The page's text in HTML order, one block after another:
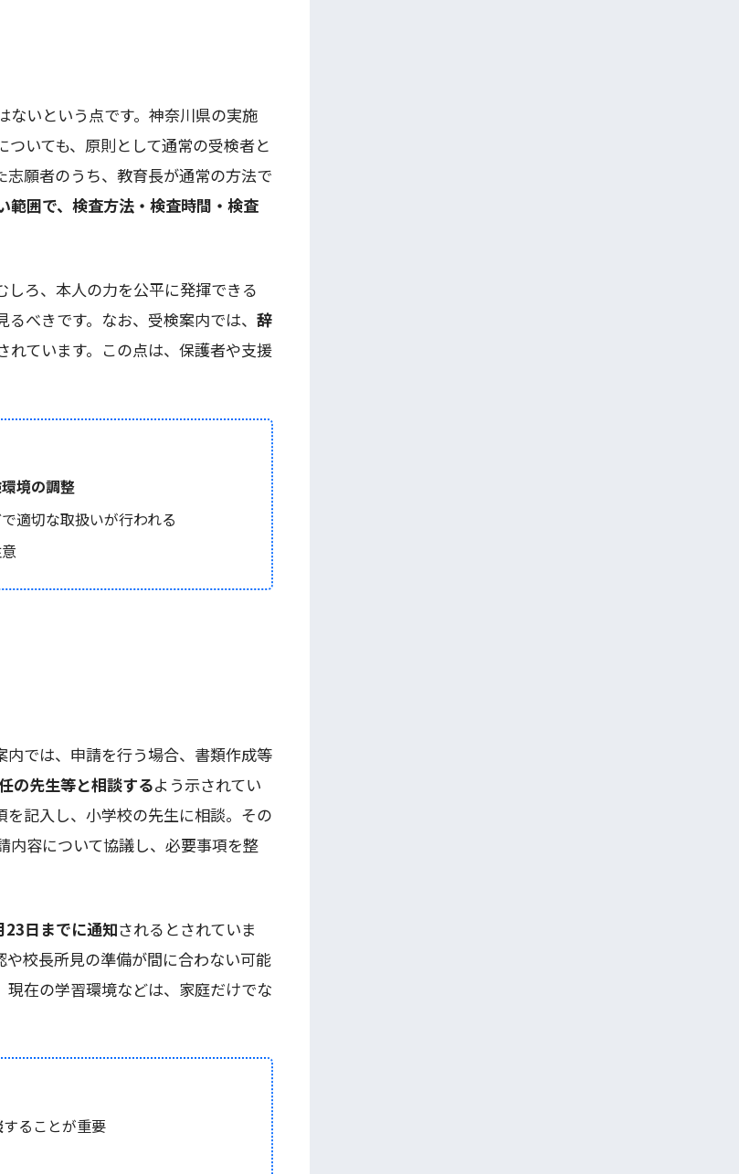
ないという点です。神奈川県の実施
いても、原則として通常の受検者と
願者のうち、教育長が通常の方法で
範囲で、検査方法・検査時間・検査
ろ、本人の力を公平に発揮できる
べきです。なお、受検案内では、 辞
れています。この点は、保護者や支援
境の調整
適切な取扱いが行われる
内では、申請を行う場合、書類作成等
の先生等と相談するよう示されてい
記入し、小学校の先生に相談。その
内容について協議し、必要事項を整
23日までに通知されるとされていま
校長所見の準備が間に合わない可能
在の学習環境などは、家庭だけでな
することが重要